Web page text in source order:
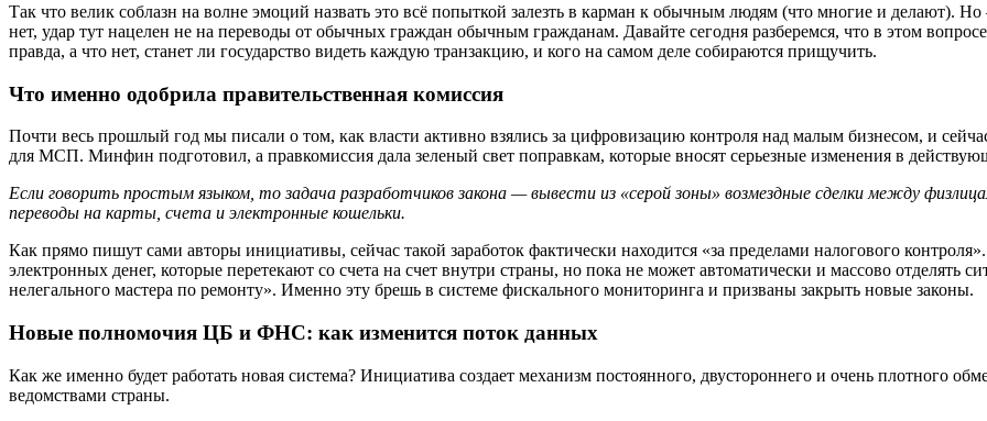
Так что велик соблазн на волне эмоций назвать это всё попыткой залезть в карман к обычным людям (что многие и делают). Но
нет, удар тут нацелен не на переводы от обычных граждан обычным гражданам. Давайте сегодня разберемся, что в этом вопросе
правда, а что нет, станет ли государство видеть каждую транзакцию, и кого на самом деле собираются прищучить.
Что именно одобрила правительственная комиссия
Почти весь прошлый год мы писали о том, как власти активно взялись за цифровизацию контроля над малым бизнесом, и
для МСП. Минфин подготовил, а правкомиссия дала зеленый свет поправкам, которые вносят серьезные изменения в
Если говорить простым языком, то задача разработчиков закона — вывести из «серой зоны» возмездные сделки между
переводы на карты, счета и электронные кошельки.
Как прямо пишут сами авторы инициативы, сейчас такой заработок фактически находится «за пределами налогового
электронных денег, которые перетекают со счета на счет внутри страны, но пока не может автоматически и массово отделять
нелегального мастера по ремонту». Именно эту брешь в системе фискального мониторинга и призваны закрыть новые законы.
Новые полномочия ЦБ и ФНС: как изменится поток данных
Как же именно будет работать новая система? Инициатива создает механизм постоянного, двустороннего и очень плотного
ведомствами страны.